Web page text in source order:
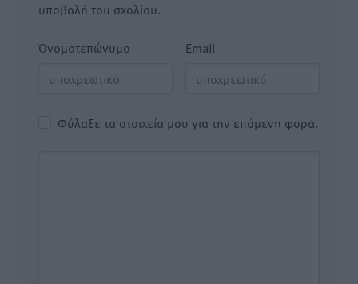
υποβολή του σχολίου.
Όνοματεπώνυμο Email
Φύλαξε τα στοιχεία μου για την επόμενη φορά.